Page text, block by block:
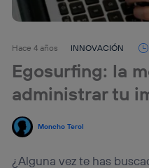
Hace 4 años INNOVACIÓN
Egosurfing: la
administrar tu
Moncho Terol
¿Alguna vez te has